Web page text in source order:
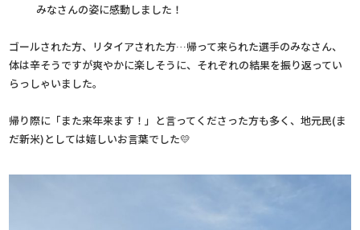
みなさんの姿に感動しました！
ゴールされた方、リタイアされた方…帰って来られた選手のみなさん、
体は辛そうですが爽やかに楽しそうに、それぞれの結果を振り返ってい
らっしゃいました。
帰り際に「また来年来ます！」と言ってくださった方も多く、地元民(ま
だ新米)としては嬉しいお言葉でした💛